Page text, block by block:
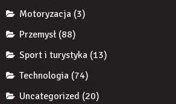
Motoryzacja (3)
Przemysł (88)
Sport i turystyka (13)
Technologia (74)
Uncategorized (20)